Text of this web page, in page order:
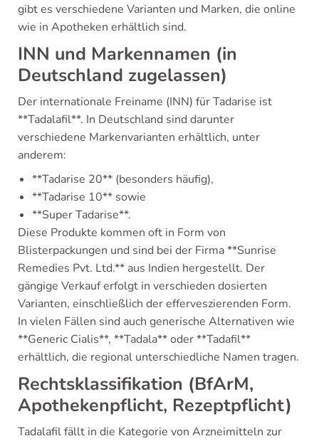
gibt es verschiedene Varianten und Marken, die online
wie in Apotheken erhältlich sind.
INN und Markennamen (in
Deutschland zugelassen)
Der internationale Freiname (INN) für Tadarise ist
**Tadalafil**. In Deutschland sind darunter
verschiedene Markenvarianten erhältlich, unter
anderem:
**Tadarise 20** (besonders häufig),
**Tadarise 10** sowie
**Super Tadarise**.
Diese Produkte kommen oft in Form von
Blisterpackungen und sind bei der Firma **Sunrise
Remedies Pvt. Ltd.** aus Indien hergestellt. Der
gängige Verkauf erfolgt in verschieden dosierten
Varianten, einschließlich der efferveszierenden Form.
In vielen Fällen sind auch generische Alternativen wie
**Generic Cialis**, **Tadala** oder **Tadafil**
erhältlich, die regional unterschiedliche Namen tragen.
Rechtsklassifikation (BfArM,
Apothekenpflicht, Rezeptpflicht)
Tadalafil fällt in die Kategorie von Arzneimitteln zur